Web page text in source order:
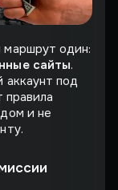
маршрут один:
сайты.
аккаунт под
правила
и не